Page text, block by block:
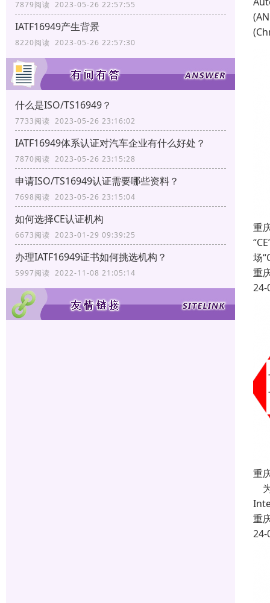
7879阅读 2023-05-26 22:57:55
IATF16949产生背景
8220阅读 2023-05-26 22:57:30
什么是ISO/TS16949？
7733阅读 2023-05-26 23:16:02
IATF16949体系认证对汽车企业有什么好处？
7870阅读 2023-05-26 23:15:28
申请ISO/TS16949认证需要哪些资料？
7698阅读 2023-05-26 23:15:04
如何选择CE认证机构
6673阅读 2023-01-29 09:39:25
办理IATF16949证书如何挑选机构？
5997阅读 2022-11-08 21:05:14
重
场
重
24-
重
重
24-